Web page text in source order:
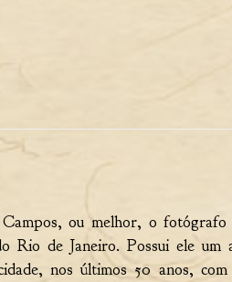
ou melhor, o
Rio de Janeiro. Possui ele um
nos últimos 50 anos,